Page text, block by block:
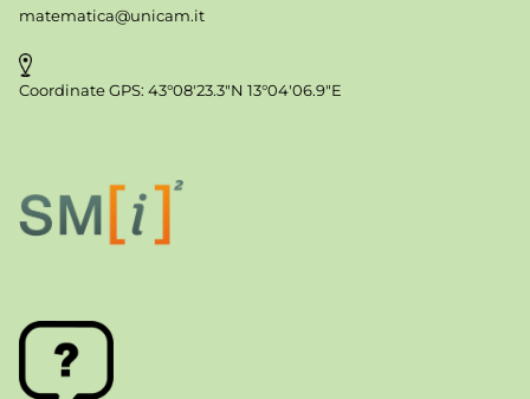
matematica@unicam.it
Coordinate GPS: 43°08'23.3"N 13°04'06.9"E